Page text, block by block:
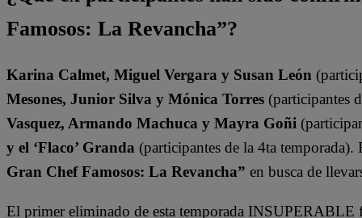
Famosos: La Revancha”?
Karina Calmet, Miguel Vergara y Susan León
Mesones, Junior Silva y Mónica Torres (participantes
Vasquez, Armando Machuca y Mayra Goñi
y el ‘Flaco’ Granda (participantes de la 4ta temporada).
Gran Chef Famosos: La Revancha” en busca de
El primer eliminado de esta temporada INSUPERABLE